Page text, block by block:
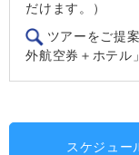
だけます。）
ツアーをご提
外航空券＋ホテル
スケジュー